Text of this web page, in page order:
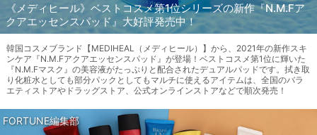
《メディヒール》ベストコスメ第1位シリーズの新作『N.M.Fア
クアエッセンスパッド』大好評発売中！
韓国コスメブランド【MEDIHEAL（メディヒール）】から、2021年の新作スキ
ンケア『N.M.Fアクアエッセンスパッド』が登場！ベストコスメ第1位に輝いた
『N.M.Fマスク』の美容液がたっぷりと配合されたデュアルパッドです。拭き取
り化粧水としても部分パックとしてもマルチに使えるアイテムは、全国のバラ
エティストアやドラッグストア、公式オンラインストアなどで順次発売！
FORTUNE編集部